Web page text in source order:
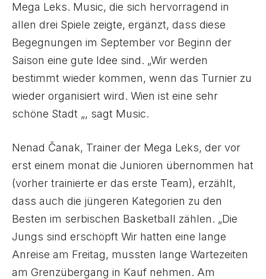
Mega Leks. Music, die sich hervorragend in
allen drei Spiele zeigte, ergänzt, dass diese
Begegnungen im September vor Beginn der
Saison eine gute Idee sind. „Wir werden
bestimmt wieder kommen, wenn das Turnier zu
wieder organisiert wird. Wien ist eine sehr
schöne Stadt „, sagt Music.
Nenad Čanak, Trainer der Mega Leks, der vor
erst einem monat die Junioren übernommen hat
(vorher trainierte er das erste Team), erzählt,
dass auch die jüngeren Kategorien zu den
Besten im serbischen Basketball zählen. „Die
Jungs sind erschöpft Wir hatten eine lange
Anreise am Freitag, mussten lange Wartezeiten
am Grenzübergang in Kauf nehmen. Am